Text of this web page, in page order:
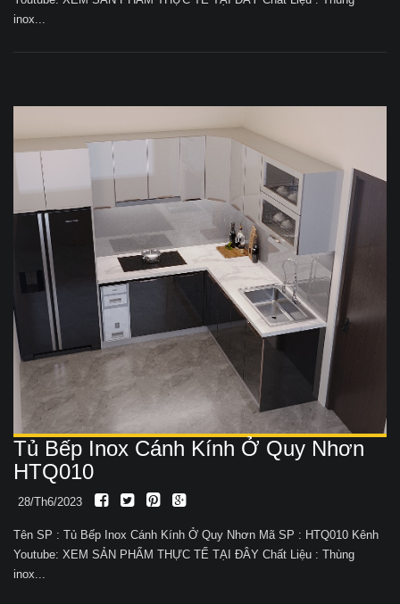
inox...
Tủ Bếp Inox Cánh Kính Ở Quy Nhơn
HTQ010
28/Th6/2023
Tên SP : Tủ Bếp Inox Cánh Kính Ở Quy Nhơn Mã SP : HTQ010 Kênh
Youtube: XEM SẢN PHẨM THỰC TẾ TẠI ĐÂY Chất Liệu : Thùng
inox...